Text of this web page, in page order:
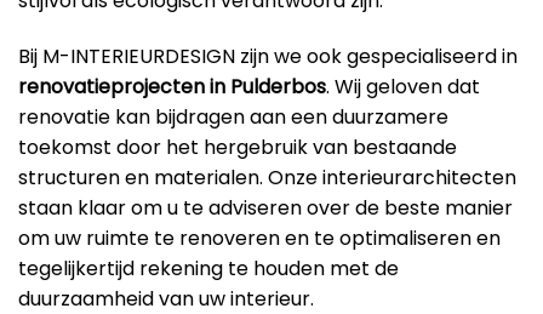
Bij M-INTERIEURDESIGN zijn we ook gespecialiseerd in
renovatieprojecten in Pulderbos. Wij geloven dat
renovatie kan bijdragen aan een duurzamere
toekomst door het hergebruik van bestaande
structuren en materialen. Onze interieurarchitecten
staan klaar om u te adviseren over de beste manier
om uw ruimte te renoveren en te optimaliseren en
tegelijkertijd rekening te houden met de
duurzaamheid van uw interieur.